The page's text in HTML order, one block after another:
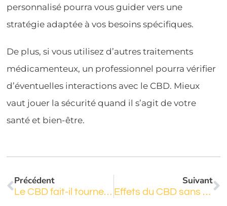
personnalisé pourra vous guider vers une
stratégie adaptée à vos besoins spécifiques.
De plus, si vous utilisez d’autres traitements
médicamenteux, un professionnel pourra vérifier
d’éventuelles interactions avec le CBD. Mieux
vaut jouer la sécurité quand il s’agit de votre
santé et bien-être.
Précédent
Le CBD fait-il tourner la tête ? Comprendre les effets sur votre corps
Suivant
Effets du CBD sans THC : une découverte bien-être